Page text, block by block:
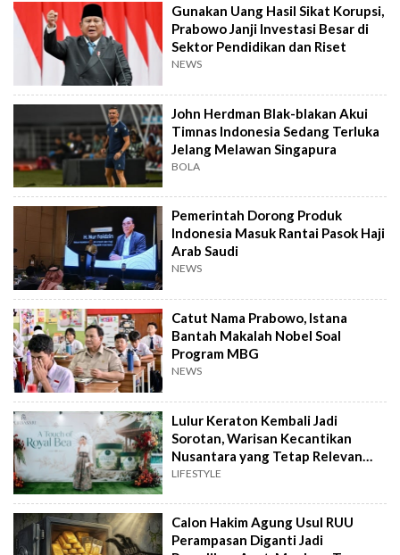
Gunakan Uang Hasil Sikat Korupsi,
Prabowo Janji Investasi Besar di
Sektor Pendidikan dan Riset
NEWS
John Herdman Blak-blakan Akui
Timnas Indonesia Sedang Terluka
Jelang Melawan Singapura
BOLA
Pemerintah Dorong Produk
Indonesia Masuk Rantai Pasok Haji
Arab Saudi
NEWS
Catut Nama Prabowo, Istana
Bantah Makalah Nobel Soal
Program MBG
NEWS
Lulur Keraton Kembali Jadi
Sorotan, Warisan Kecantikan
Nusantara yang Tetap Relevan
hingga Kini
LIFESTYLE
Calon Hakim Agung Usul RUU
Perampasan Diganti Jadi